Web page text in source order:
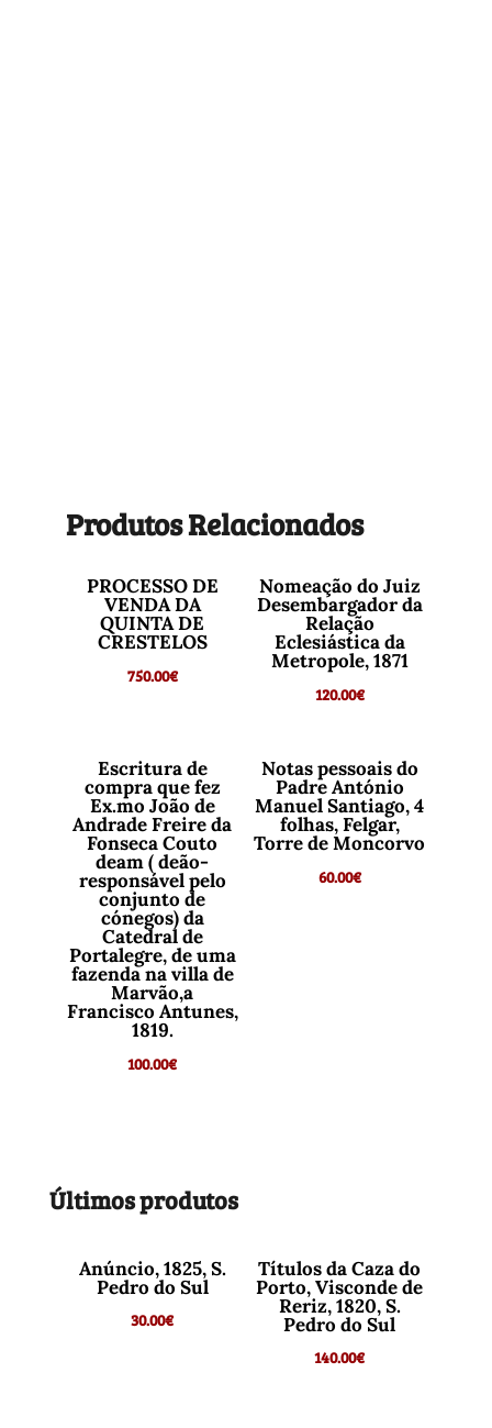
Produtos Relacionados
PROCESSO DE
VENDA DA
QUINTA DE
CRESTELOS
750.00€
Nomeação do Juiz
Desembargador da
Relação
Eclesiástica da
Metropole, 1871
120.00€
Escritura de
compra que fez
Ex.mo João de
Andrade Freire da
Fonseca Couto
deam ( deão-
responsável pelo
conjunto de
cónegos) da
Catedral de
Portalegre, de uma
fazenda na villa de
Marvão,a
Francisco Antunes,
1819.
100.00€
Notas pessoais do
Padre António
Manuel Santiago, 4
folhas, Felgar,
Torre de Moncorvo
60.00€
Últimos produtos
Anúncio, 1825, S.
Pedro do Sul
30.00€
Títulos da Caza do
Porto, Visconde de
Reriz, 1820, S.
Pedro do Sul
140.00€